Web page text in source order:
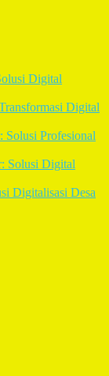
Digital
Digital
Solusi Profesional
Solusi Digital
Digitalisasi Desa